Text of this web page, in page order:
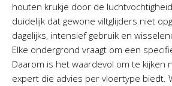
houten krukje door de
duidelijk dat gewone viltglijders niet
dagelijks, intensief gebruik en
Elke ondergrond vraagt om een
Daarom is het waardevol om te kijken
expert die advies per vloertype biedt.